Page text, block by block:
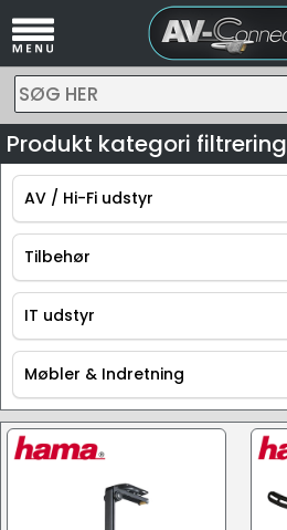
SØG HER
Produkt kategori filtrering
AV / Hi-Fi udstyr
AV / Hi-Fi udstyr
Tilbehør
Tilbehør
IT udstyr
IT udstyr
Møbler & Indretning
Møbler & Indretning